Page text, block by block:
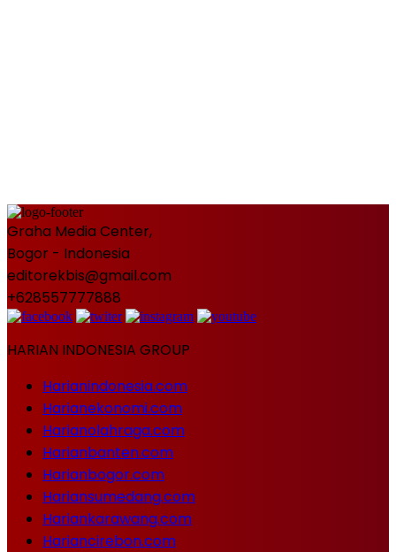
Graha Media Center,
Bogor - Indonesia
editorekbis@gmail.com
+628557777888
HARIAN INDONESIA GROUP
Harianindonesia.com
Harianekonomi.com
Harianolahraga.com
Harianbanten.com
Harianbogor.com
Hariansumedang.com
Hariankarawang.com
Hariancirebon.com